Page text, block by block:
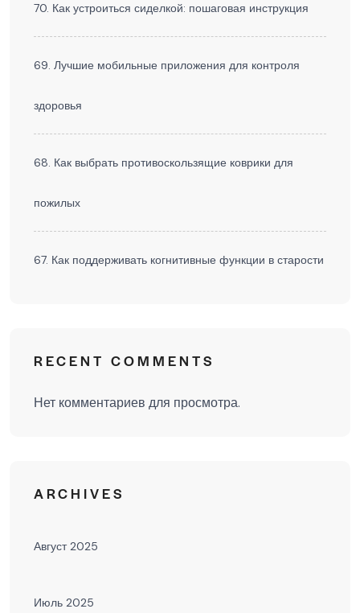
70. Как устроиться сиделкой: пошаговая инструкция
69. Лучшие мобильные приложения для контроля
здоровья
68. Как выбрать противоскользящие коврики для
пожилых
67. Как поддерживать когнитивные функции в старости
RECENT COMMENTS
Нет комментариев для просмотра.
ARCHIVES
Август 2025
Июль 2025